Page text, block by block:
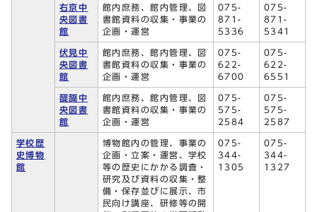
右京中
央図書
館
館内庶務、館内管理、図
書館資料の収集・事業の
企画・運営
075-
871-
5336
075-
871-
5341
伏見中
央図書
館
館内庶務、館内管理、図
書館資料の収集・事業の
企画・運営
075-
622-
6700
075-
622-
6551
醍醐中
央図書
館
館内庶務、館内管理、図
書館資料の収集・事業の
企画・運営
075-
575-
2584
075-
575-
2587
学校歴
史博物
館
博物館内の管理、事業の
企画・立案・運営、学校
等の歴史にかかる調査・
研究及び資料の収集・整
備・保存並びに展示、市
民向け講座、研修等の開
075-
344-
1305
075-
344-
1327